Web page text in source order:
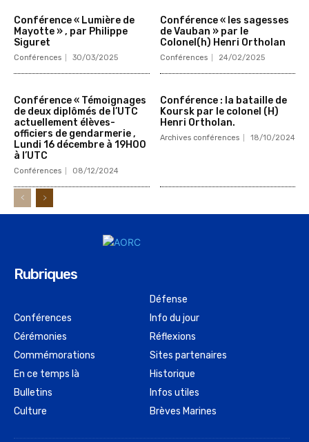
Conférence « Lumière de
Mayotte » , par Philippe
Siguret
Conférences 30/03/2025
Conférence « les sagesses
de Vauban » par le
Colonel(h) Henri Ortholan
Conférences 24/02/2025
Conférence « Témoignages
de deux diplômés de l’UTC
actuellement élèves-
officiers de gendarmerie ,
Lundi 16 décembre à 19H00
à l’UTC
Conférences 08/12/2024
Conférence : la bataille de
Koursk par le colonel (H)
Henri Ortholan.
Archives conférences 18/10/2024
Rubriques
Conférences
Cérémonies
Commémorations
En ce temps là
Bulletins
Culture
Défense
Info du jour
Réflexions
Sites partenaires
Historique
Infos utiles
Brèves Marines